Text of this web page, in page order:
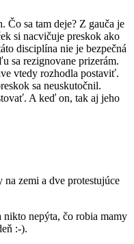
Čo sa tam deje? Z gauča je
si nacvičuje preskok ako
disciplína nie je bezpečná
sa rezignovane prizerám.
vtedy rozhodla postaviť.
sa neuskutočnil.
A keď on, tak aj jeho
zemi a dve protestujúce
nikto nepýta, čo robia mamy
:-).